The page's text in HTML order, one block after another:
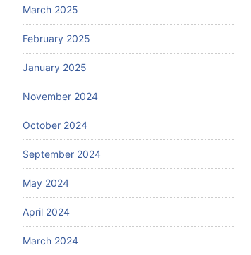
March 2025
February 2025
January 2025
November 2024
October 2024
September 2024
May 2024
April 2024
March 2024